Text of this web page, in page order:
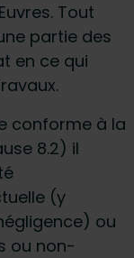
Tout
partie des
en ce qui
conforme à la
8.2) il
(y
ou
ou non-